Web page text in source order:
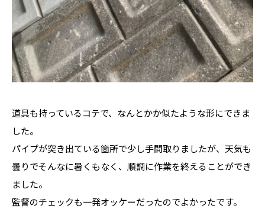
道具も持っているコテで、なんとかか似たような形にできま
した。
パイプが突き出ている箇所で少し手間取りましたが、天気も
曇りでそんなに暑くもなく、順調に作業を終えることができ
ました。
監督のチェックも一発オッケーだったのでよかったです。